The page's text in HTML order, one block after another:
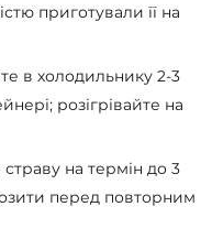
приготували її на
в холодильнику 2-3
розігрівайте на
на термін до 3
перед повторним